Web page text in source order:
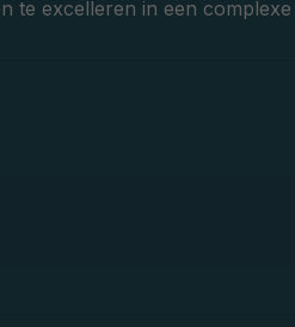
te excelleren in een